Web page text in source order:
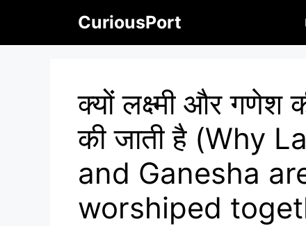
content
CuriousPort
क्यों लक्ष्मी और गणेश
की जाती है (Why
and Ganesha
worshiped